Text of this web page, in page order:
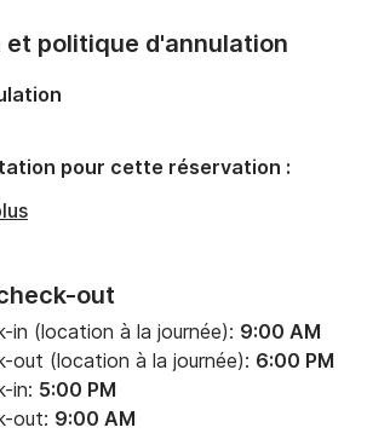
54cv
out
in (location à la journée): 9:00 AM
out (location à la journée): 6:00 PM
in: 5:00 PM
out: 9:00 AM
politique d'annulation
pour cette réservation :